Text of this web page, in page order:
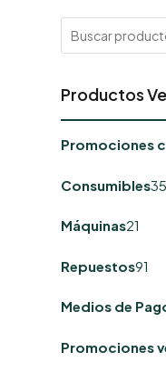
Productos
Promociones
Consumibles35
Máquinas21
Repuestos91
Medios de
Promociones